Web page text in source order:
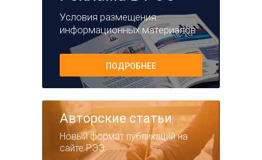
Условия размещения
информационных материалов
ПОДРОБНЕЕ
Авторские статьи
Новый формат публикаций на
сайте РЭЭ